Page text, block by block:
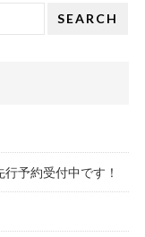
SEARCH
予約受付中です！